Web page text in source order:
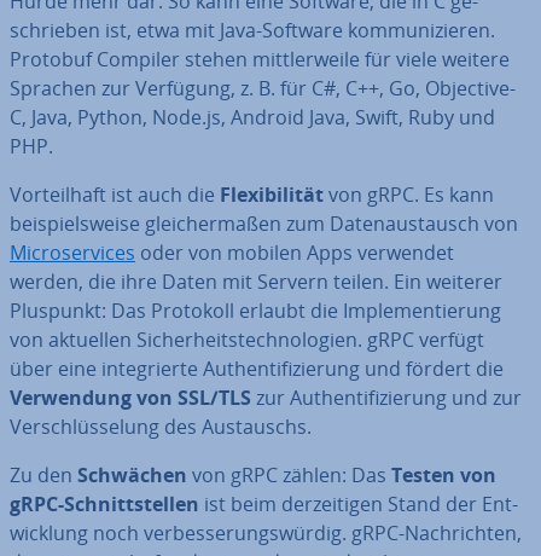
schrie­ben ist, etwa mit Java-Software kom­mu­ni­zie­ren.
Protobuf Compiler stehen mitt­ler­wei­le für viele weitere
Sprachen zur Verfügung, z. B. für C#, C++, Go, Objective-
C, Java, Python, Node.js, Android Java, Swift, Ruby und
PHP.
Vor­teil­haft ist auch die Fle­xi­bi­li­tätvon gRPC. Es kann
bei­spiels­wei­se glei­cher­ma­ßen zum Da­ten­aus­tausch von
Mi­cro­ser­vices oder von mobilen Apps verwendet
werden, die ihre Daten mit Servern teilen. Ein weiterer
Pluspunkt: Das Protokoll erlaubt die Im­ple­men­tie­rung
von aktuellen Si­cher­heits­tech­no­lo­gien. gRPC verfügt
über eine in­te­grier­te Au­then­ti­fi­zie­rung und fördert die
Ver­wen­dung von SSL/TLS zur Au­then­ti­fi­zie­rung und zur
Ver­schlüs­se­lung des Aus­tauschs.
Zu den Schwächen von gRPC zählen: Das Testen von
gRPC-Schnitt­stel­len ist beim der­zei­ti­gen Stand der Ent­
wick­lung noch ver­bes­se­rungs­wür­dig. gRPC-Nach­rich­ten,